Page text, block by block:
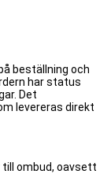
beställning och
har status
Det
levereras direkt
till ombud, oavsett